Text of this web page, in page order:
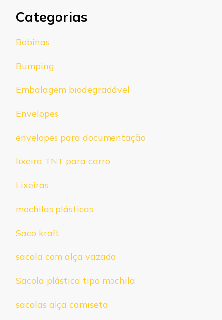
Categorias
Bobinas
Bumping
Embalagem biodegradável
Envelopes
envelopes para documentação
lixeira TNT para carro
Lixeiras
mochilas plásticas
Saco kraft
sacola com alça vazada
Sacola plástica tipo mochila
sacolas alça camiseta